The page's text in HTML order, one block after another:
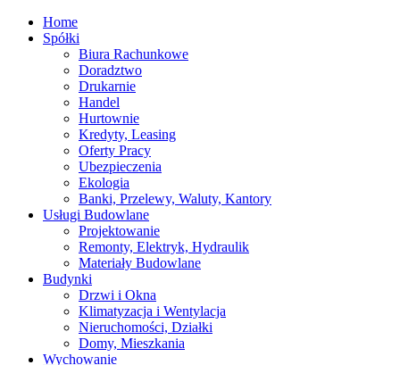
Home
Spółki
Biura Rachunkowe
Doradztwo
Drukarnie
Handel
Hurtownie
Kredyty, Leasing
Oferty Pracy
Ubezpieczenia
Ekologia
Banki, Przelewy, Waluty, Kantory
Usługi Budowlane
Projektowanie
Remonty, Elektryk, Hydraulik
Materiały Budowlane
Budynki
Drzwi i Okna
Klimatyzacja i Wentylacja
Nieruchomości, Działki
Domy, Mieszkania
Wychowanie